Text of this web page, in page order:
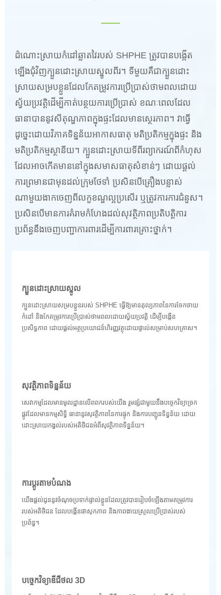
ដំណោះស្រាយ​កំដៅ​ឆ្លាតវៃ​របស់ SHPHE ត្រូវបានបង្កើត
ឡើង​ជុំវិញ​ក្បួនដោះស្រាយ​ស្នូល​ពីរ។ ទីមួយ​គឺជា​ក្បួនដោះ
ស្រាយ​សម្របខ្លួន​ដែល​កែតម្រូវ​ការប្រើប្រាស់​ថាមពល​ដោយ
ស្វ័យប្រវត្តិ​ដើម្បី​កាត់បន្ថយ​ការប្រើប្រាស់​ ខណៈពេលដែល​
ធានា​បាននូវ​សីតុណ្ហភាព​ក្នុងផ្ទះ​ដែលមាន​ស្ថេរភាព។ វាធ្វើ
ដូច្នេះ​ដោយ​វិភាគ​ទិន្នន័យ​អាកាសធាតុ មតិប្រតិកម្ម​ក្នុងផ្ទះ និង​
មតិប្រតិកម្ម​ស្ថានីយ។ ក្បួនដោះស្រាយ​ទីពីរ​ព្យាករណ៍​ពី​កំហុស​
ដែលអាចកើតមាន​នៅក្នុង​សមាសធាតុ​សំខាន់ៗ ដោយផ្តល់​
ការព្រមាន​ជាមុន​ដល់​ក្រុម​ថែទាំ ប្រសិនបើ​គ្រឿងបន្លាស់​
ណាមួយ​ងាកចេញពី​លក្ខខណ្ឌ​ល្អប្រសើរ ឬ​ត្រូវការ​ការជំនួស។
ប្រសិនបើ​មានការគំរាមកំហែង​ដល់​សុវត្ថិភាព​ប្រតិបត្តិការ
ប្រព័ន្ធ​នឹងចេញ​បញ្ជា​ការពារ​ដើម្បី​ការពារ​គ្រោះថ្នាក់។
ក្បួនដោះស្រាយស្នូល
ក្បួនដោះស្រាយសម្របខ្លួនរបស់ SHPHE ធ្វើឱ្យមានតុល្យភាពនៃការចែកចាយ
កំដៅ និងកែតម្រូវការប្រើប្រាស់ថាមពលដោយស្វ័យប្រវត្តិ ដើម្បីបង្កើន
ប្រសិទ្ធភាព ដោយផ្តល់អត្ថប្រយោជន៍ហិរញ្ញវត្ថុដោយផ្ទាល់សម្រាប់សហគ្រាស។
សុវត្ថិភាពទិន្នន័យ
សេវាកម្មដែលមានមូលដ្ឋានលើពពករបស់យើង រួមផ្សំជាមួយនឹងបច្ចេកវិទ្យាច្រក
ផ្លូវដែលមានកម្មសិទ្ធិ ធានានូវសុវត្ថិភាពនៃការផ្ទុក និងការបញ្ជូនទិន្នន័យ ដោយ
ដោះស្រាយកង្វល់របស់អតិថិជនអំពីសុវត្ថិភាពទិន្នន័យ។
ការប្ដូរតាមបំណង
យើងផ្តល់ជូននូវចំណុចប្រទាក់ផ្ទាល់ខ្លួនដែលត្រូវបានរៀបចំឡើងតាមតម្រូវការ
របស់អតិថិជន ដែលបង្កើនផាសុកភាព និងភាពងាយស្រួលប្រើប្រាស់របស់
ប្រព័ន្ធ។
បច្ចេកវិទ្យាឌីជីថល 3D